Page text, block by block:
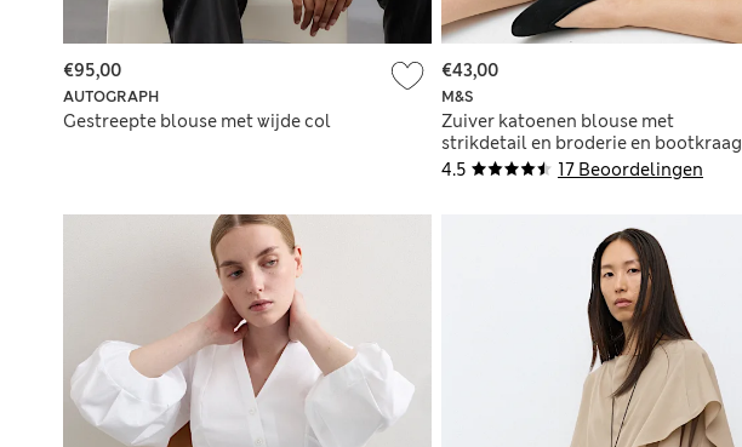
AUTOGRAPH
Gestreepte blouse met wijde col
€95,00
4.5 17 Beoordelingen
M&S
Zuiver katoenen blouse met
strikdetail en broderie en bootkraag
€43,00